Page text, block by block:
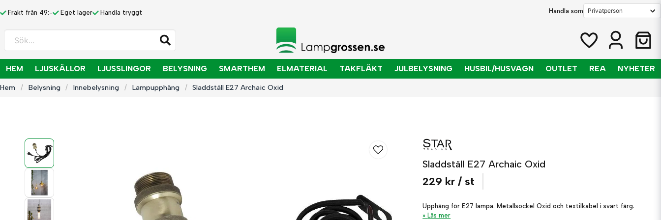
Frakt från 49:- Eget lager Handla tryggt Handla som
Sök...
HEM LJUSKÄLLOR LJUSSLINGOR BELYSNING SMARTHEM ELMATERIAL TAKFLÄKT JULBELYSNING HUSBIL/HUSVAGN OUTLET REA NYHETER
Hem Belysning Innebelysning Lampupphäng Sladdställ E27 Archaic Oxid
Sladdställ E27 Archaic Oxid
229 kr / st
Upphäng för E27 lampa. Metallsockel Oxid och textilkabel i svart färg.
Läs mer